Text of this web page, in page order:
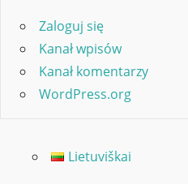
Zaloguj się
Kanał wpisów
Kanał komentarzy
WordPress.org
Lietuviškai